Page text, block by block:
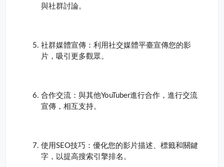
與社群討論。
社群媒體宣傳：利用社交媒體平臺宣傳您的影
片，吸引更多觀眾。
合作交流：與其他YouTuber進行合作，進行交流
宣傳，相互支持。
使用SEO技巧：優化您的影片描述、標籤和關鍵
字，以提高搜索引擎排名。